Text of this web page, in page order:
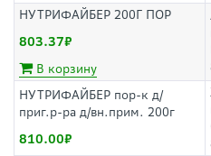
НУТРИФАЙБЕР 200Г ПОР
803.37
В корзину
НУТРИФАЙБЕР пор-к д/
приг.р-ра д/вн.прим. 200г
810.00